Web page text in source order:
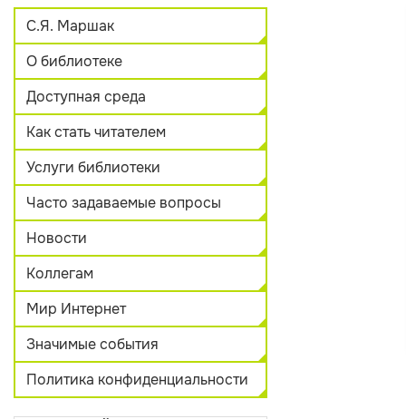
С.Я. Маршак
О библиотеке
Доступная среда
Как стать читателем
Услуги библиотеки
Часто задаваемые вопросы
Новости
Коллегам
Мир Интернет
Значимые события
Политика конфиденциальности